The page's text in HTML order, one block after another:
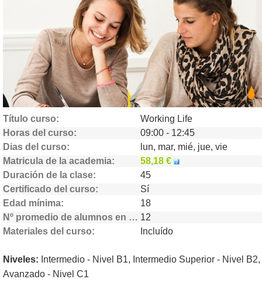
Moneda €
Idioma
Título curso
Working Life
Horas del curso
09:00 - 12:45
Dias del curso
lun, mar, mié, jue, vie
Matricula de la academia
58,18 €
Duración de la clase
45
Certificado del curso
Sí
Edad mínima
18
Nº promedio de alumnos en clase 12
Materiales del curso
Incluído
Niveles: Intermedio - Nivel B1, Intermedio Superior - Nivel B2,
Avanzado - Nivel C1